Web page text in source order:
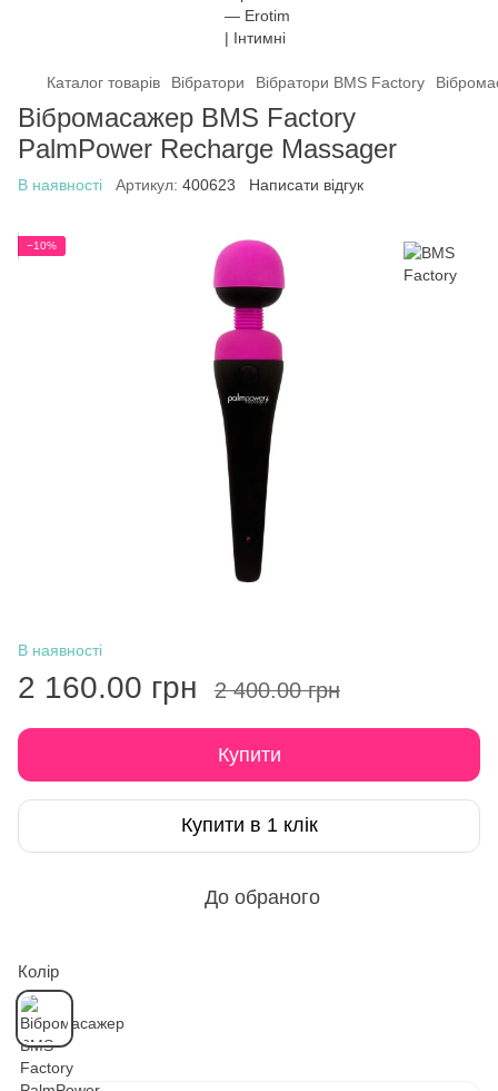
Каталог товарів Вібратори Вібратори BMS Factory
Вібромасажер BMS Factory
PalmPower Recharge Massager
В наявності Артикул: 400623 Написати відгук
−10%
В наявності
2 160.00 грн 2 400.00 грн
Купити
Купити в 1 клік
До обраного
Колір